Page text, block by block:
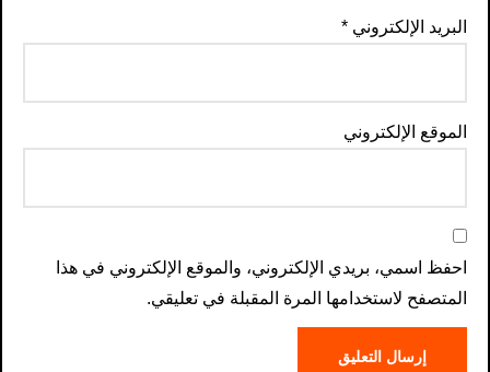
البريد الإلكتروني*
الموقع الإلكتروني
احفظ اسمي، بريدي الإلكتروني، والموقع الإلكتروني في هذا
المتصفح لاستخدامها المرة المقبلة في تعليقي.